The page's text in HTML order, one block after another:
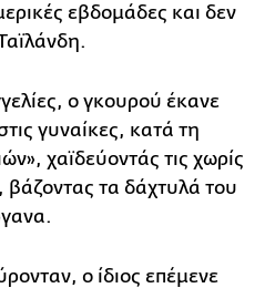
εβδομάδες και δεν
ο γκουρού έκανε
γυναίκες, κατά τη
χαϊδεύοντάς τις χωρίς
τα δάχτυλά του
ο ίδιος επέμενε